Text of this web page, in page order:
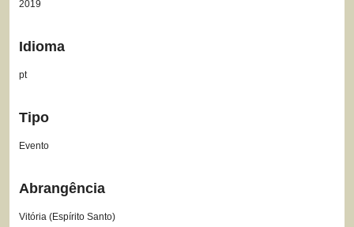
2019
Idioma
pt
Tipo
Evento
Abrangência
Vitória (Espírito Santo)